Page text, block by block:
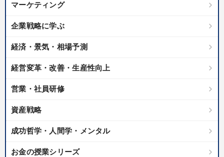
マーケティング
企業戦略に学ぶ
経済・景気・相場予測
経営変革・改善・生産性向上
営業・社員研修
資産戦略
成功哲学・人間学・メンタル
お金の授業シリーズ